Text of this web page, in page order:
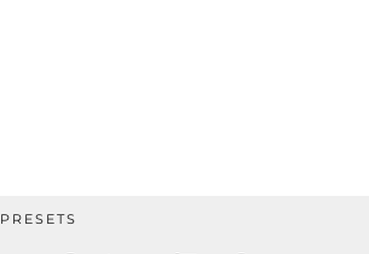
PRESETS